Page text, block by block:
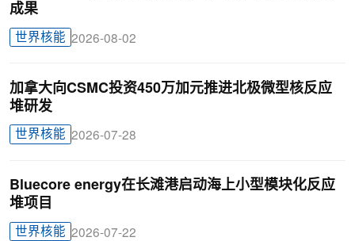
成果
世界核能 2026-08-02
加拿大向CSMC投资450万加元推进北极微型核反应
堆研发
世界核能 2026-07-28
Bluecore energy在长滩港启动海上小型模块化反应
堆项目
世界核能 2026-07-22